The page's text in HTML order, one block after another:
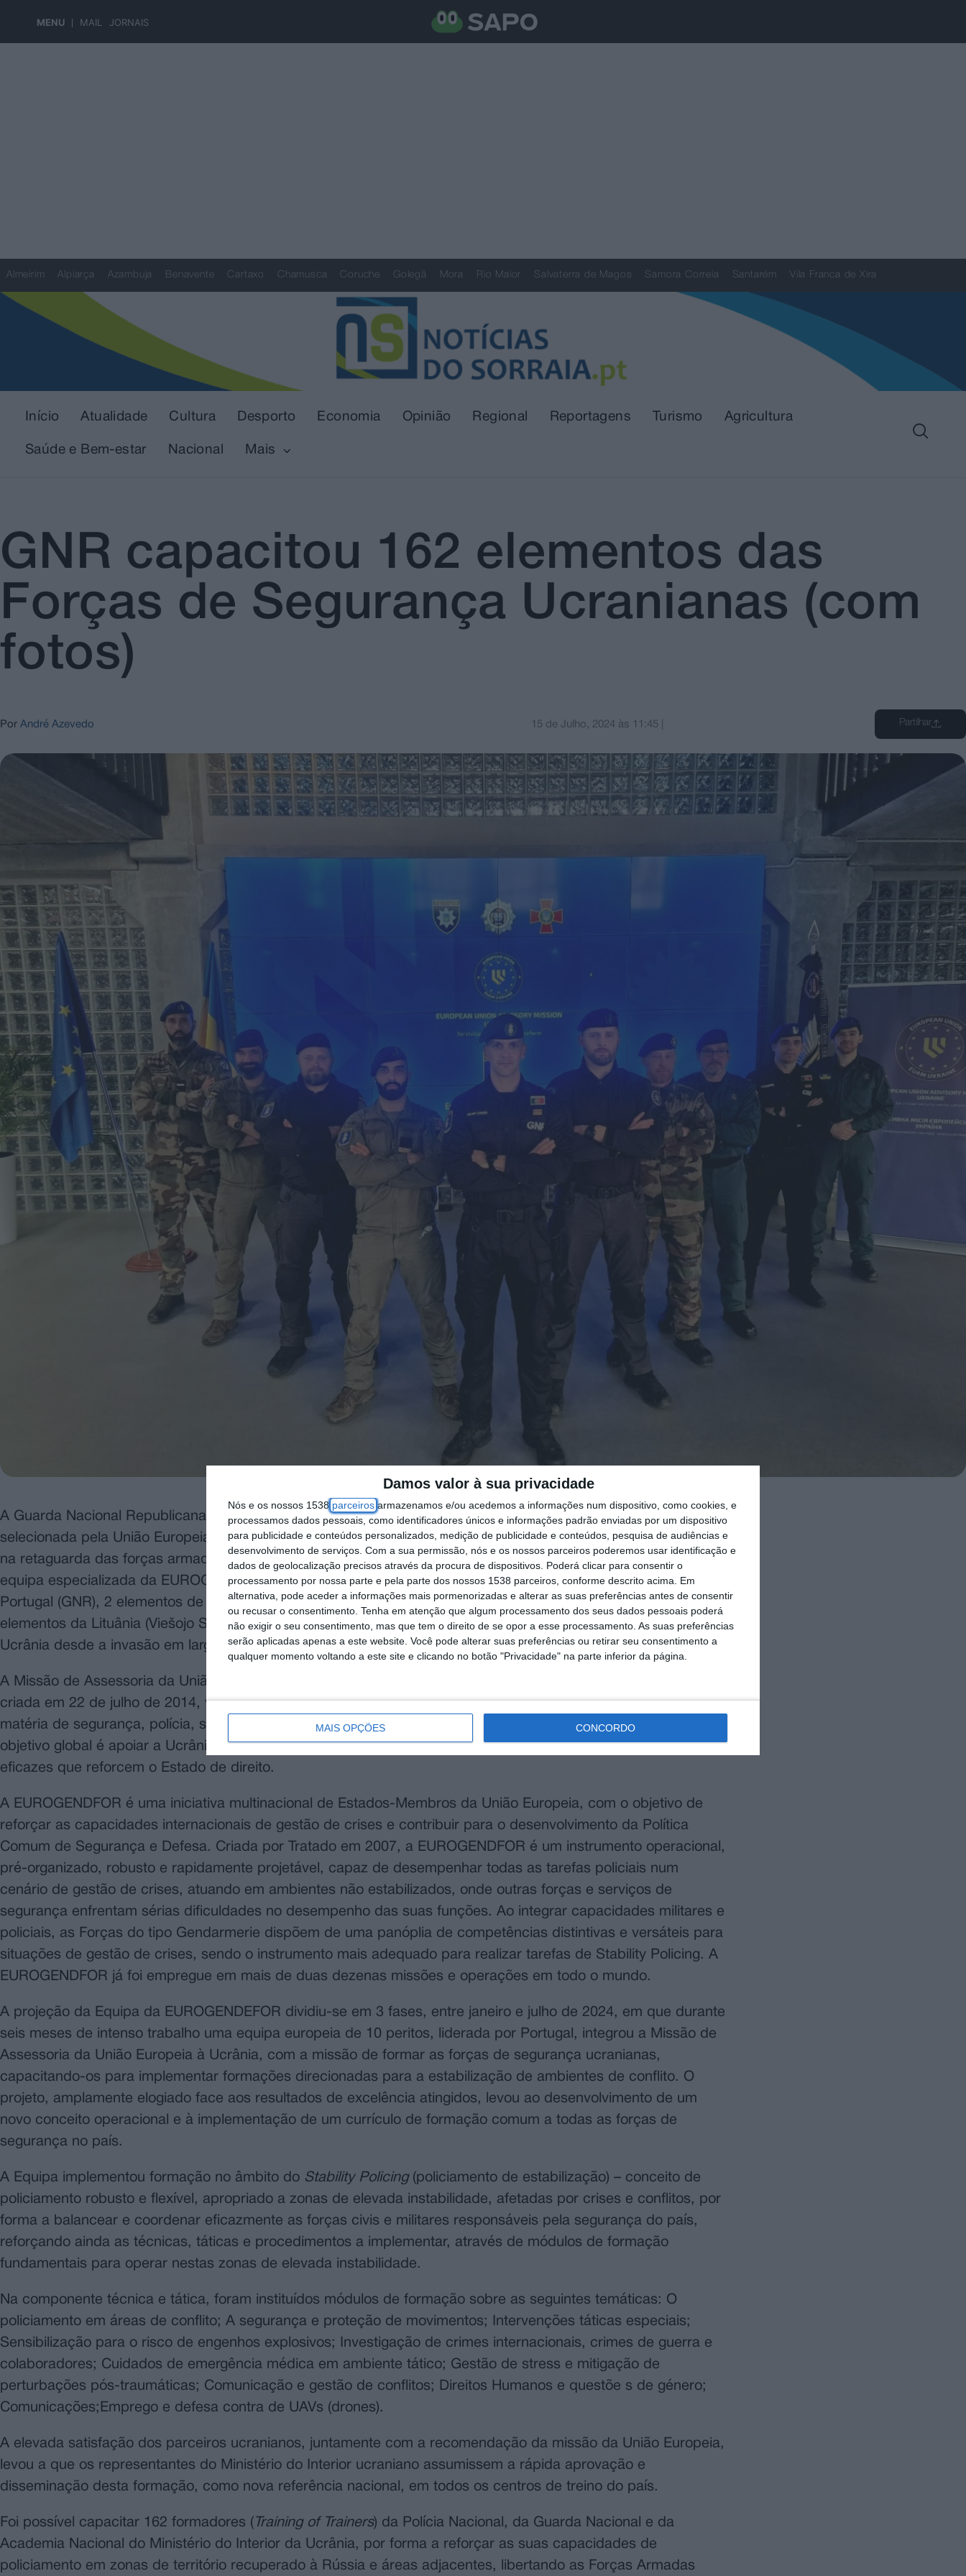
Damos valor à sua privacidade
Nós e os nossos 1538parceirosarmazenamos e/ou acedemos a informações num dispositivo, como cookies, e
processamos dados pessoais, como identificadores únicos e informações padrão enviadas por um dispositivo
para publicidade e conteúdos personalizados, medição de publicidade e conteúdos, pesquisa de audiências e
desenvolvimento de serviços. Com a sua permissão, nós e os nossos parceiros poderemos usar identificação e
dados de geolocalização precisos através da procura de dispositivos. Poderá clicar para consentir o
processamento por nossa parte e pela parte dos nossos 1538 parceiros, conforme descrito acima. Em
alternativa, pode aceder a informações mais pormenorizadas e alterar as suas preferências antes de consentir
ou recusar o consentimento. Tenha em atenção que algum processamento dos seus dados pessoais poderá
não exigir o seu consentimento, mas que tem o direito de se opor a esse processamento. As suas preferências
serão aplicadas apenas a este website. Você pode alterar suas preferências ou retirar seu consentimento a
qualquer momento voltando a este site e clicando no botão "Privacidade" na parte inferior da página.
MAIS OPÇÕES CONCORDO
MENU MAIL JORNAIS
Almeirim Alpiarça Azambuja Benavente Cartaxo Chamusca Coruche Golegã Mora Rio Maior Salvaterra de Magos Samora Correia Santarém Vila Franca de Xira
Início Atualidade Cultura Desporto Economia Opinião Regional Reportagens Turismo Agricultura
Saúde e Bem-estar Nacional Mais
GNR capacitou 162 elementos das
Forças de Segurança Ucranianas (com
fotos)
Por André Azevedo 15 de Julho, 2024 às 11:45 Partilhar
A Guarda Nacional Republicana liderou a equipa da Força de Gendarmerie Europeia (EUROGENDFOR),
selecionada pela União Europeia, para formar as forças de segurança ucranianas na estabilização de territórios
na retaguarda das forças armadas, proporcionando maior resiliência face aos desafios que o país enfrenta. A
equipa especializada da EUROGENDFOR, liderada por um Oficial da GNR, foi composta por 4 elementos de
Portugal (GNR), 2 elementos de França (Gendarmerie Nationale), 2 elementos de Espanha (Guardia Civil) e 2
elementos da Lituânia (Viešojo Saugumo Tarnyba). Este foi a primeira projeção de pessoal uniformizado na
Ucrânia desde a invasão em larga escala da Federação Russa em fevereiro de 2022.
A Missão de Assessoria da União Europeia na Ucrânia (EUAM Ukraine) é uma missão civil não executiva que foi
criada em 22 de julho de 2014, visando aconselhar os organismos de segurança do Estado ucraniano em
matéria de segurança, polícia, sistema judicial, ação penal, luta contra a corrupção e direitos humanos. O seu
objetivo global é apoiar a Ucrânia no desenvolvimento de serviços de segurança sustentáveis, responsáveis e
eficazes que reforcem o Estado de direito.
A EUROGENDFOR é uma iniciativa multinacional de Estados-Membros da União Europeia, com o objetivo de
reforçar as capacidades internacionais de gestão de crises e contribuir para o desenvolvimento da Política
Comum de Segurança e Defesa. Criada por Tratado em 2007, a EUROGENDFOR é um instrumento operacional,
pré-organizado, robusto e rapidamente projetável, capaz de desempenhar todas as tarefas policiais num
cenário de gestão de crises, atuando em ambientes não estabilizados, onde outras forças e serviços de
segurança enfrentam sérias dificuldades no desempenho das suas funções. Ao integrar capacidades militares e
policiais, as Forças do tipo Gendarmerie dispõem de uma panóplia de competências distintivas e versáteis para
situações de gestão de crises, sendo o instrumento mais adequado para realizar tarefas de Stability Policing. A
EUROGENDFOR já foi empregue em mais de duas dezenas missões e operações em todo o mundo.
A projeção da Equipa da EUROGENDEFOR dividiu-se em 3 fases, entre janeiro e julho de 2024, em que durante
seis meses de intenso trabalho uma equipa europeia de 10 peritos, liderada por Portugal, integrou a Missão de
Assessoria da União Europeia à Ucrânia, com a missão de formar as forças de segurança ucranianas,
capacitando-os para implementar formações direcionadas para a estabilização de ambientes de conflito. O
projeto, amplamente elogiado face aos resultados de excelência atingidos, levou ao desenvolvimento de um
novo conceito operacional e à implementação de um currículo de formação comum a todas as forças de
segurança no país.
A Equipa implementou formação no âmbito do Stability Policing(policiamento de estabilização) – conceito de
policiamento robusto e flexível, apropriado a zonas de elevada instabilidade, afetadas por crises e conflitos, por
forma a balancear e coordenar eficazmente as forças civis e militares responsáveis pela segurança do país,
reforçando ainda as técnicas, táticas e procedimentos a implementar, através de módulos de formação
fundamentais para operar nestas zonas de elevada instabilidade.
Na componente técnica e tática, foram instituídos módulos de formação sobre as seguintes temáticas: O
policiamento em áreas de conflito; A segurança e proteção de movimentos; Intervenções táticas especiais;
Sensibilização para o risco de engenhos explosivos; Investigação de crimes internacionais, crimes de guerra e
colaboradores; Cuidados de emergência médica em ambiente tático; Gestão de stress e mitigação de
perturbações pós-traumáticas; Comunicação e gestão de conflitos; Direitos Humanos e questõe s de género;
Comunicações;Emprego e defesa contra de UAVs (drones).
A elevada satisfação dos parceiros ucranianos, juntamente com a recomendação da missão da União Europeia,
levou a que os representantes do Ministério do Interior ucraniano assumissem a rápida aprovação e
disseminação desta formação, como nova referência nacional, em todos os centros de treino do país.
Foi possível capacitar 162 formadores ( Training of Trainers) da Polícia Nacional, da Guarda Nacional e da
Academia Nacional do Ministério do Interior da Ucrânia, por forma a reforçar as suas capacidades de
policiamento em zonas de território recuperado à Rússia e áreas adjacentes, libertando as Forças Armadas